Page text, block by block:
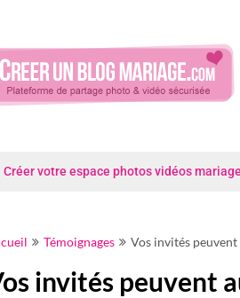
Créer votre espace photos vidéos
Témoignages Vos invités
invités peuvent